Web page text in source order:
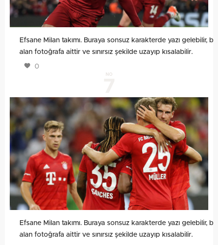
Efsane Milan takımı. Buraya sonsuz karakterde yazı gelebilir, bu
alan fotoğrafa aittir ve sınırsız şekilde uzayıp kısalabilir.
0
NO
Efsane Milan takımı. Buraya sonsuz karakterde yazı gelebilir, bu
alan fotoğrafa aittir ve sınırsız şekilde uzayıp kısalabilir.